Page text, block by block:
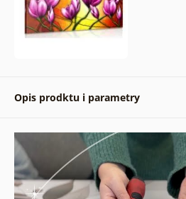
Opis prodktu i parametry